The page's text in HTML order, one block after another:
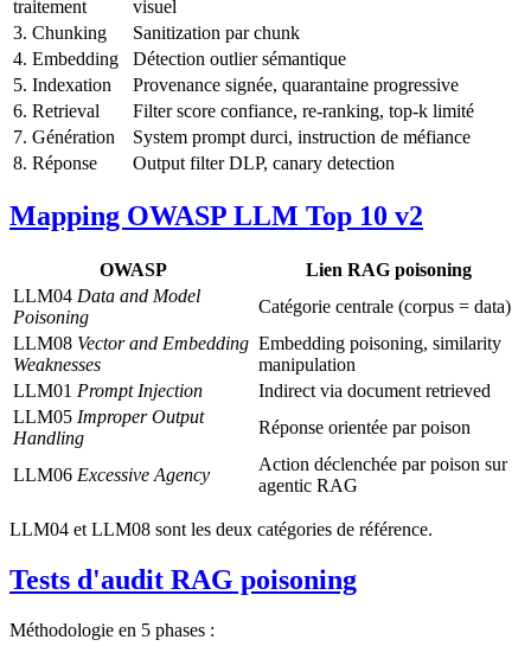
traitement
visuel
3. Chunking
Sanitization par chunk
4. Embedding
Détection outlier sémantique
5. Indexation
Provenance signée, quarantaine progressive
6. Retrieval
Filter score confiance, re-ranking, top-k limité
7. Génération
System prompt durci, instruction de méfiance
8. Réponse
Output filter DLP, canary detection
Mapping OWASP LLM Top 10 v2
OWASP
Lien RAG poisoning
LLM04 Data and Model
Poisoning
Catégorie centrale (corpus = data)
LLM08 Vector and Embedding
Weaknesses
Embedding poisoning, similarity
manipulation
LLM01 Prompt Injection
Indirect via document retrieved
LLM05 Improper Output
Handling
Réponse orientée par poison
LLM06 Excessive Agency
Action déclenchée par poison sur
agentic RAG
LLM04 et LLM08 sont les deux catégories de référence.
Tests d'audit RAG poisoning
Méthodologie en 5 phases :